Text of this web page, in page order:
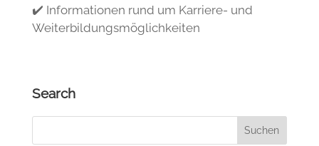
✔️ Informationen rund um Karriere- und
Weiterbildungsmöglichkeiten
Search